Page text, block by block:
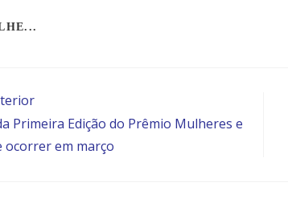
Primeira Edição do Prêmio Mulheres e
ocorrer em março